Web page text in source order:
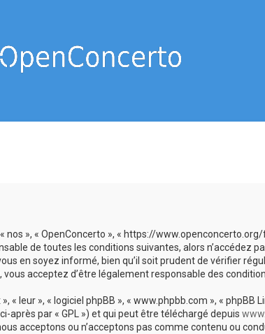
nos », « OpenConcerto », « https://
de toutes les conditions suivantes, alors n’accédez
en soyez informé, bien qu’il soit prudent de vérifier
acceptez d’être légalement responsable des
leur », « logiciel phpBB », « www.phpbb.com », « phpBB
après par « GPL ») et qui peut être téléchargé depuis
acceptons ou n’acceptons pas comme contenu ou